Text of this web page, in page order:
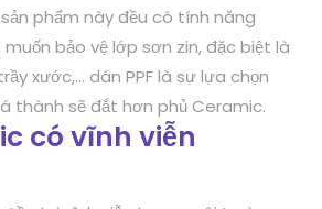
phẩm này đều có tính năng
bảo vệ lớp sơn zin, đặc biệt là
xước,… dán PPF là sự lựa chọn
thành sẽ đắt hơn phủ Ceramic.
có vĩnh viễn